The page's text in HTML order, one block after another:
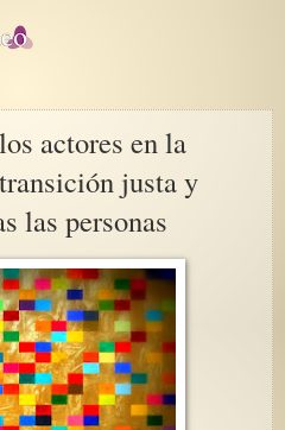
actores en la
justa y
las personas